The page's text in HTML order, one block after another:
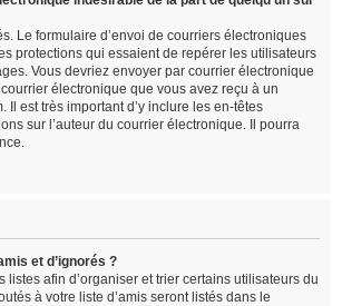
Le formulaire d’envoi de courriers électroniques
protections qui essaient de repérer les utilisateurs
Vous devriez envoyer par courrier électronique
électronique que vous avez reçu à un
Il est très important d’y inclure les en-têtes
sur l’auteur du courrier électronique. Il pourra
et d’ignorés ?
listes afin d’organiser et trier certains utilisateurs du
à votre liste d’amis seront listés dans le